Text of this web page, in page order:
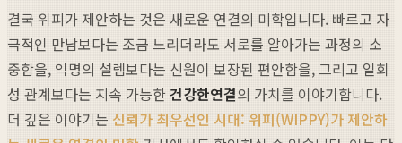
결국 위피가 제안하는 것은 새로운 연결의 미학입니다. 빠르고 자
극적인 만남보다는 조금 느리더라도 서로를 알아가는 과정의 소
중함을, 익명의 설렘보다는 신원이 보장된 편안함을, 그리고 일회
성 관계보다는 지속 가능한건강한연결의 가치를 이야기합니다.
더 깊은 이야기는 신뢰가 최우선인 시대: 위피(WIPPY)가 제안하